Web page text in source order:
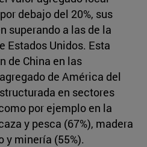
debajo del 20%, sus
superando a las de la
Estados Unidos. Esta
de China en las
de América del
en sectores
por ejemplo en la
y pesca (67%), madera
y minería (55%).